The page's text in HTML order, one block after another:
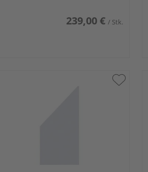
239,00 € / Stk.